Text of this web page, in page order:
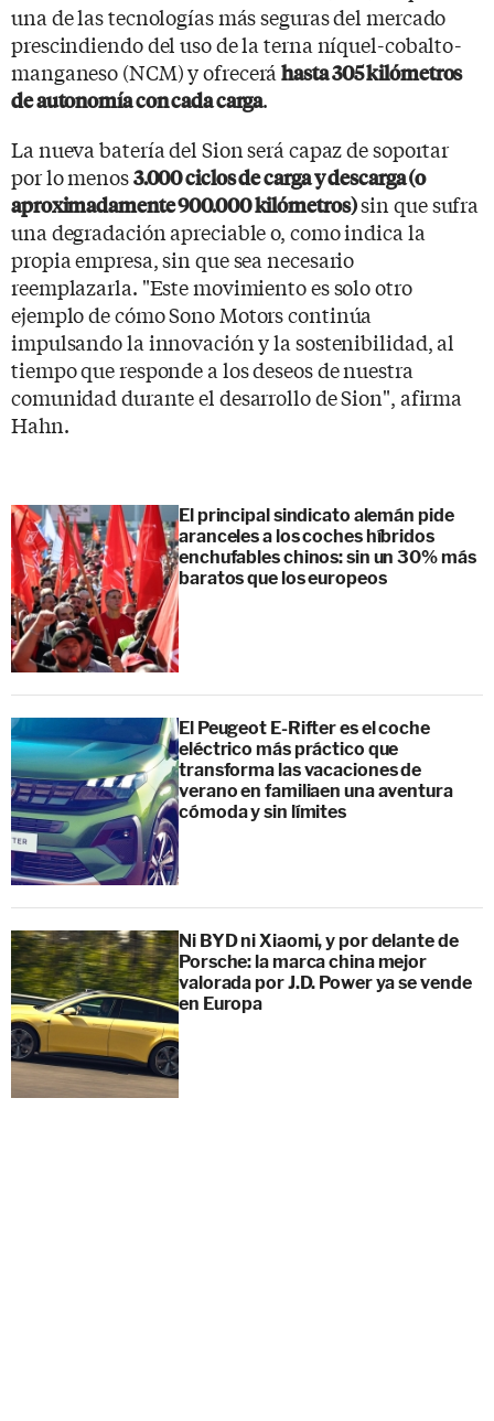
una de las tecnologías más seguras del mercado
prescindiendo del uso de la terna níquel-cobalto-
manganeso (NCM) y ofreceráhasta 305 kilómetros
de autonomía con cada carga.
La nueva batería del Sion será capaz de soportar
por lo menos3.000 ciclos de carga y descarga (o
aproximadamente 900.000 kilómetros)sin que sufra
una degradación apreciable o, como indica la
propia empresa, sin que sea necesario
reemplazarla. "Este movimiento es solo otro
ejemplo de cómo Sono Motors continúa
impulsando la innovación y la sostenibilidad, al
tiempo que responde a los deseos de nuestra
comunidad durante el desarrollo de Sion", afirma
Hahn.
El principal sindicato alemán pide
aranceles a los coches híbridos
enchufables chinos: sin un 30% más
baratos que los europeos
El Peugeot E-Rifter es el coche
eléctrico más práctico que
transforma las vacaciones de
verano en familiaen una aventura
cómoda y sin límites
Ni BYD ni Xiaomi, y por delante de
Porsche: la marca china mejor
valorada por J.D. Power ya se vende
en Europa